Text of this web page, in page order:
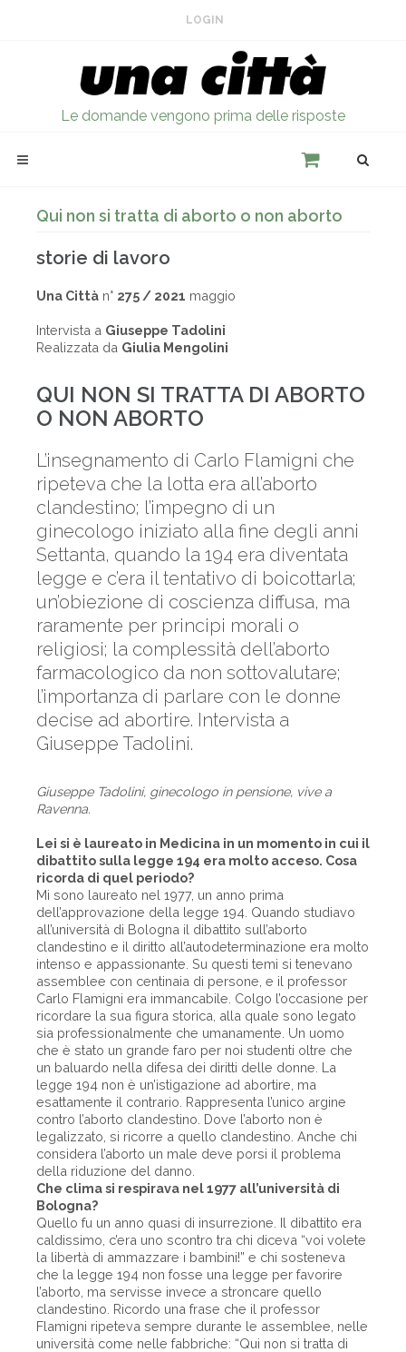
LOGIN
Le domande vengono prima delle risposte
Qui non si tratta di aborto o non aborto
storie di lavoro
Una Città n° 275 / 2021 maggio
Intervista a Giuseppe Tadolini
Realizzata da Giulia Mengolini
QUI NON SI TRATTA DI ABORTO
O NON ABORTO
L’insegnamento di Carlo Flamigni che
ripeteva che la lotta era all’aborto
clandestino; l’impegno di un
ginecologo iniziato alla fine degli anni
Settanta, quando la 194 era diventata
legge e c’era il tentativo di boicottarla;
un’obiezione di coscienza diffusa, ma
raramente per principi morali o
religiosi; la complessità dell’aborto
farmacologico da non sottovalutare;
l’importanza di parlare con le donne
decise ad abortire. Intervista a
Giuseppe Tadolini.
Giuseppe Tadolini, ginecologo in pensione, vive a
Ravenna.
Lei si è laureato in Medicina in un momento in cui il
dibattito sulla legge 194 era molto acceso. Cosa
ricorda di quel periodo?
Mi sono laureato nel 1977, un anno prima
dell’approvazione della legge 194. Quando studiavo
all’università di Bologna il dibattito sull’aborto
clandestino e il diritto all’autodeterminazione era molto
intenso e appassionante. Su questi temi si tenevano
assemblee con centinaia di persone, e il professor
Carlo Flamigni era immancabile. Colgo l’occasione per
ricordare la sua figura storica, alla quale sono legato
sia professionalmente che umanamente. Un uomo
che è stato un grande faro per noi studenti oltre che
un baluardo nella difesa dei diritti delle donne. La
legge 194 non è un’istigazione ad abortire, ma
esattamente il contrario. Rappresenta l’unico argine
contro l’aborto clandestino. Dove l’aborto non è
legalizzato, si ricorre a quello clandestino. Anche chi
considera l’aborto un male deve porsi il problema
della riduzione del danno.
Che clima si respirava nel 1977 all’università di
Bologna?
Quello fu un anno quasi di insurrezione. Il dibattito era
caldissimo, c’era uno scontro tra chi diceva “voi volete
la libertà di ammazzare i bambini!” e chi sosteneva
che la legge 194 non fosse una legge per favorire
l’aborto, ma servisse invece a stroncare quello
clandestino. Ricordo una frase che il professor
Flamigni ripeteva sempre durante le assemblee, nelle
università come nelle fabbriche: “Qui non si tratta di